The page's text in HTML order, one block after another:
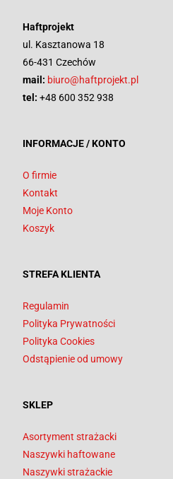
Haftprojekt
ul. Kasztanowa 18
66-431 Czechów
mail: biuro@haftprojekt.pl
tel: +48 600 352 938
INFORMACJE / KONTO
O firmie
Kontakt
Moje Konto
Koszyk
STREFA KLIENTA
Regulamin
Polityka Prywatności
Polityka Cookies
Odstąpienie od umowy
SKLEP
Asortyment strażacki
Naszywki haftowane
Naszywki strażackie